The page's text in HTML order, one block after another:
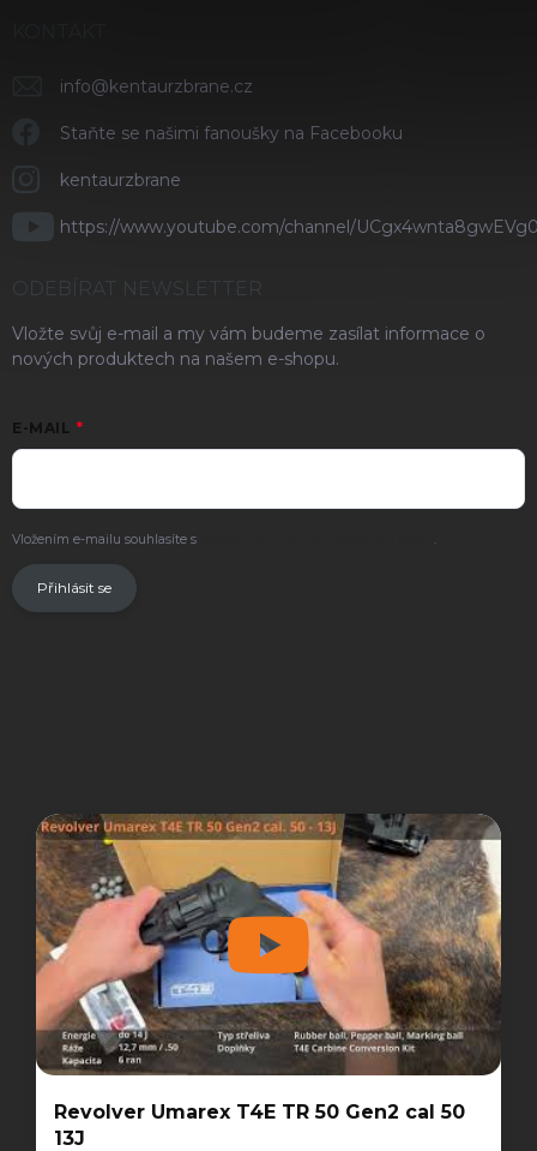
info@kentaurzbrane.cz
Staňte se našimi fanoušky na Facebooku
kentaurzbrane
https://www.youtube.com/channel/
ODEBÍRAT NEWSLETTER
Vložte svůj e-mail a my vám budeme zasílat informace o
nových produktech na našem e-shopu.
E-MAIL
Vložením e-mailu souhlasíte s .
Přihlásit se
Revolver Umarex T4E TR 50 Gen2 cal 50
13J